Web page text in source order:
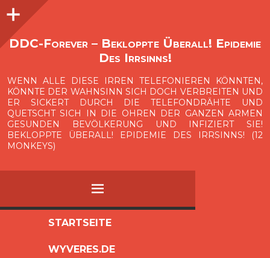
O
p
e
n
i
d
e
b
a
DDC-Forever – Bekloppte Überall! Epidemie
Des Irrsinns!
WENN ALLE DIESE IRREN TELEFONIEREN KÖNNTEN,
KÖNNTE DER WAHNSINN SICH DOCH VERBREITEN UND
ER SICKERT DURCH DIE TELEFONDRÄHTE UND
QUETSCHT SICH IN DIE OHREN DER GANZEN ARMEN
GESUNDEN BEVÖLKERUNG UND INFIZIERT SIE!
BEKLOPPTE ÜBERALL! EPIDEMIE DES IRRSINNS! (12
MONKEYS)
MENÜ
SPRINGEN
STARTSEITE
WYVERES.DE
Seitenleiste